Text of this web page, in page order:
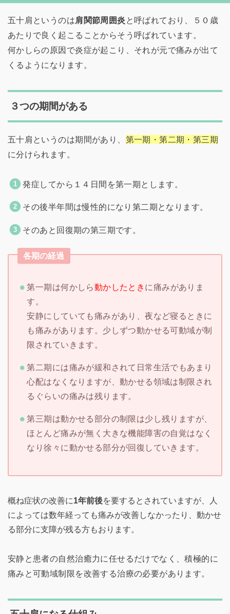
五十肩というのは肩関節周囲炎と呼ばれており、５０歳
あたりで良く起こることからそう呼ばれています。
何かしらの原因で炎症が起こり、それが元で痛みが出て
くるようになります。
３つの期間がある
五十肩というのは期間があり、 第一期・第二期・第三期
に分けられます。
発症してから１４日間を第一期とします。
その後半年間は慢性的になり第二期となります。
そのあと回復期の第三期です。
各期の経過
第一期は何かしら動かしたとき に痛みがありま
す。
安静にしていても痛みがあり、夜など寝るときに
も痛みがあります。少しずつ動かせる可動域が制
限されていきます。
第二期には痛みが緩和されて日常生活でもあまり
心配はなくなりますが、動かせる領域は制限され
るぐらいの痛みは残ります。
第三期は動かせる部分の制限は少し残りますが、
ほとんど痛みが無く大きな機能障害の自覚はなく
なり徐々に動かせる部分が回復していきます。
概ね症状の改善に1年前後を要するとされていますが、人
によっては数年経っても痛みが改善しなかったり、動かせ
る部分に支障が残る方もおります。
安静と患者の自然治癒力に任せるだけでなく、積極的に
痛みと可動域制限を改善する治療の必要があります。